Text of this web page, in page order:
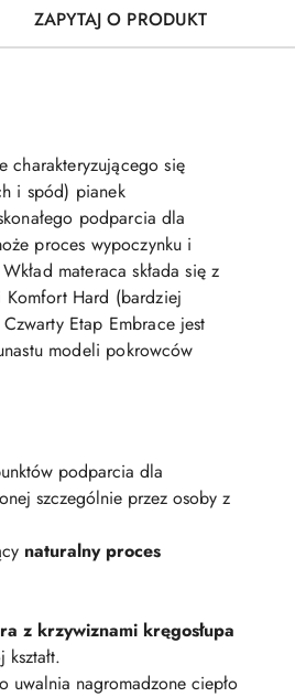
ZAPYTAJ O PRODUKT
charakteryzującego się
i spód) pianek
podparcia dla
proces wypoczynku i
materaca składa się z
Komfort Hard (bardziej
Etap Embrace jest
modeli pokrowców
podparcia dla
szczególnie przez osoby z
naturalny proces
z krzywiznami kręgosłupa
uwalnia nagromadzone ciepło